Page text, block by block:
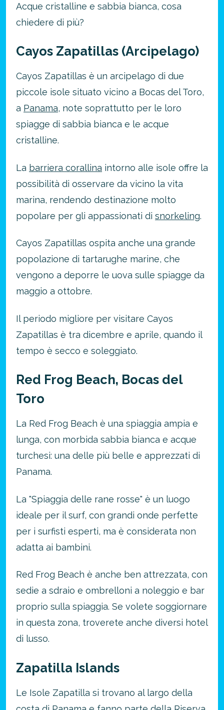
Acque cristalline e sabbia bianca, cosa
chiedere di più?
Cayos Zapatillas (Arcipelago)
Cayos Zapatillas è un arcipelago di due
piccole isole situato vicino a Bocas del Toro,
a Panama, note soprattutto per le loro
spiagge di sabbia bianca e le acque
cristalline.
La barriera corallina intorno alle isole offre la
possibilità di osservare da vicino la vita
marina, rendendo destinazione molto
popolare per gli appassionati di snorkeling.
Cayos Zapatillas ospita anche una grande
popolazione di tartarughe marine, che
vengono a deporre le uova sulle spiagge da
maggio a ottobre.
Il periodo migliore per visitare Cayos
Zapatillas è tra dicembre e aprile, quando il
tempo è secco e soleggiato.
Red Frog Beach, Bocas del
Toro
La Red Frog Beach è una spiaggia ampia e
lunga, con morbida sabbia bianca e acque
turchesi: una delle più belle e apprezzati di
Panama.
La "Spiaggia delle rane rosse" è un luogo
ideale per il surf, con grandi onde perfette
per i surfisti esperti, ma è considerata non
adatta ai bambini.
Red Frog Beach è anche ben attrezzata, con
sedie a sdraio e ombrelloni a noleggio e bar
proprio sulla spiaggia. Se volete soggiornare
in questa zona, troverete anche diversi hotel
di lusso.
Zapatilla Islands
Le Isole Zapatilla si trovano al largo della